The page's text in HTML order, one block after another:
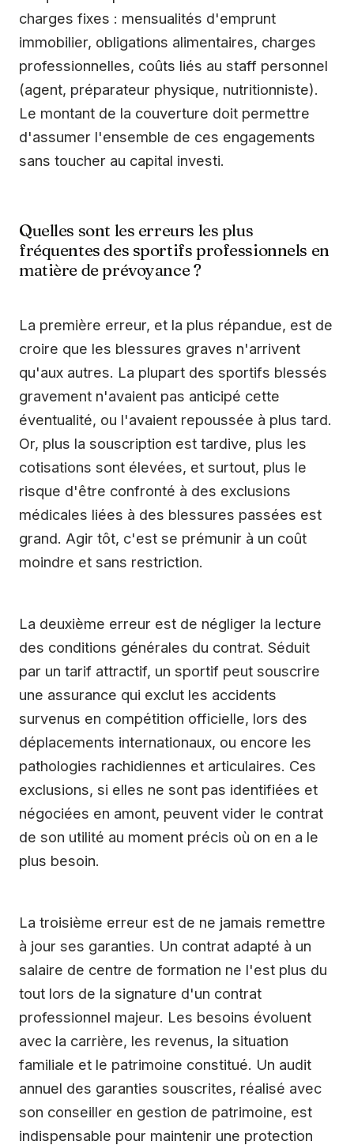
charges fixes : mensualités d'emprunt
immobilier, obligations alimentaires, charges
professionnelles, coûts liés au staff personnel
(agent, préparateur physique, nutritionniste).
Le montant de la couverture doit permettre
d'assumer l'ensemble de ces engagements
sans toucher au capital investi.
Quelles sont les erreurs les plus
fréquentes des sportifs professionnels en
matière de prévoyance ?
La première erreur, et la plus répandue, est de
croire que les blessures graves n'arrivent
qu'aux autres. La plupart des sportifs blessés
gravement n'avaient pas anticipé cette
éventualité, ou l'avaient repoussée à plus tard.
Or, plus la souscription est tardive, plus les
cotisations sont élevées, et surtout, plus le
risque d'être confronté à des exclusions
médicales liées à des blessures passées est
grand. Agir tôt, c'est se prémunir à un coût
moindre et sans restriction.
La deuxième erreur est de négliger la lecture
des conditions générales du contrat. Séduit
par un tarif attractif, un sportif peut souscrire
une assurance qui exclut les accidents
survenus en compétition officielle, lors des
déplacements internationaux, ou encore les
pathologies rachidiennes et articulaires. Ces
exclusions, si elles ne sont pas identifiées et
négociées en amont, peuvent vider le contrat
de son utilité au moment précis où on en a le
plus besoin.
La troisième erreur est de ne jamais remettre
à jour ses garanties. Un contrat adapté à un
salaire de centre de formation ne l'est plus du
tout lors de la signature d'un contrat
professionnel majeur. Les besoins évoluent
avec la carrière, les revenus, la situation
familiale et le patrimoine constitué. Un audit
annuel des garanties souscrites, réalisé avec
son conseiller en gestion de patrimoine, est
indispensable pour maintenir une protection